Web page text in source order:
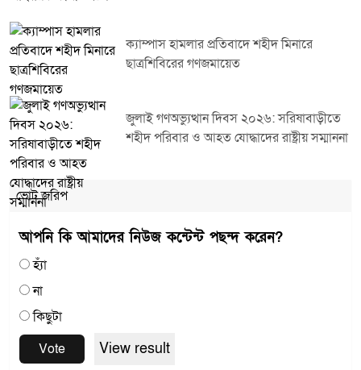
ক্যাম্পাস হামলার প্রতিবাদে শহীদ মিনারে
ছাত্রশিবিরের গণজমায়েত
জুলাই গণঅভ্যুত্থান দিবস ২০২৬: সরিষাবাড়ীতে
শহীদ পরিবার ও আহত যোদ্ধাদের রাষ্ট্রীয় সম্মাননা
ভোট জরিপ
আপনি কি আমাদের নিউজ কন্টেন্ট পছন্দ করেন?
হ্যাঁ
না
কিছুটা
Vote
View result